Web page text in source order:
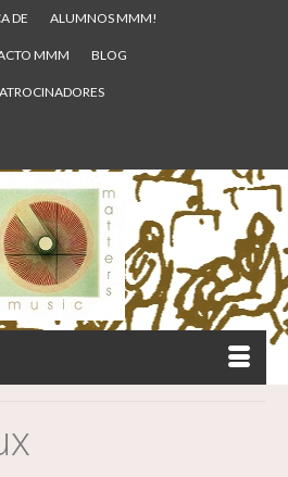
DE ALUMNOS MMM!
MMM BLOG